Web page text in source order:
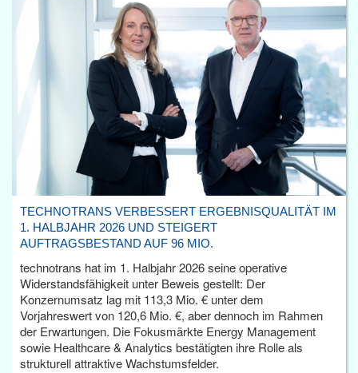
TECHNOTRANS VERBESSERT ERGEBNISQUALITÄT IM
1. HALBJAHR 2026 UND STEIGERT
AUFTRAGSBESTAND AUF 96 MIO.
technotrans hat im 1. Halbjahr 2026 seine operative
Widerstandsfähigkeit unter Beweis gestellt: Der
Konzernumsatz lag mit 113,3 Mio. € unter dem
Vorjahreswert von 120,6 Mio. €, aber dennoch im Rahmen
der Erwartungen. Die Fokusmärkte Energy Management
sowie Healthcare & Analytics bestätigten ihre Rolle als
strukturell attraktive Wachstumsfelder.